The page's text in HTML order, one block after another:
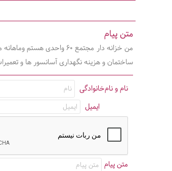
متن پیام
ساختمان و هزینه نگهداری آسانسور ها و
نام و نام‌خانوادگی
ایمیل
متن پیام